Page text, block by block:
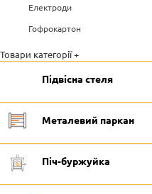
Електроди
Гофрокартон
Товари категорії +
Підвісна стеля
Металевий паркан
Піч-буржуйка